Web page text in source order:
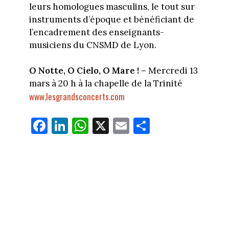
leurs homologues masculins, le tout sur
instruments d’époque et bénéficiant de
l’encadrement des enseignants-
musiciens du CNSMD de Lyon.
O Notte, O Cielo, O Mare ! – Mercredi 13
mars à 20 h à la chapelle de la Trinité
www.lesgrandsconcerts.com
Fa
ce
Li
nk
W
ha
X E
m
Pa
rt